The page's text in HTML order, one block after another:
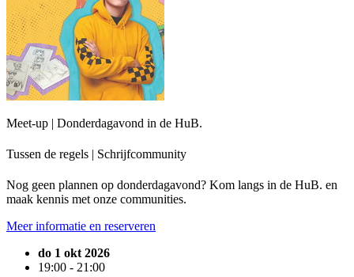
Meet-up | Donderdagavond in de HuB.
Tussen de regels | Schrijfcommunity
Nog geen plannen op donderdagavond? Kom langs in de HuB. en
maak kennis met onze communities.
Meer informatie en reserveren
do 1 okt 2026
19:00 - 21:00